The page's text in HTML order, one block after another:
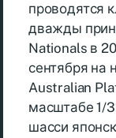
проводятся
дважды
Nationals в
сентября на
Australian
масштабе 1/
шасси